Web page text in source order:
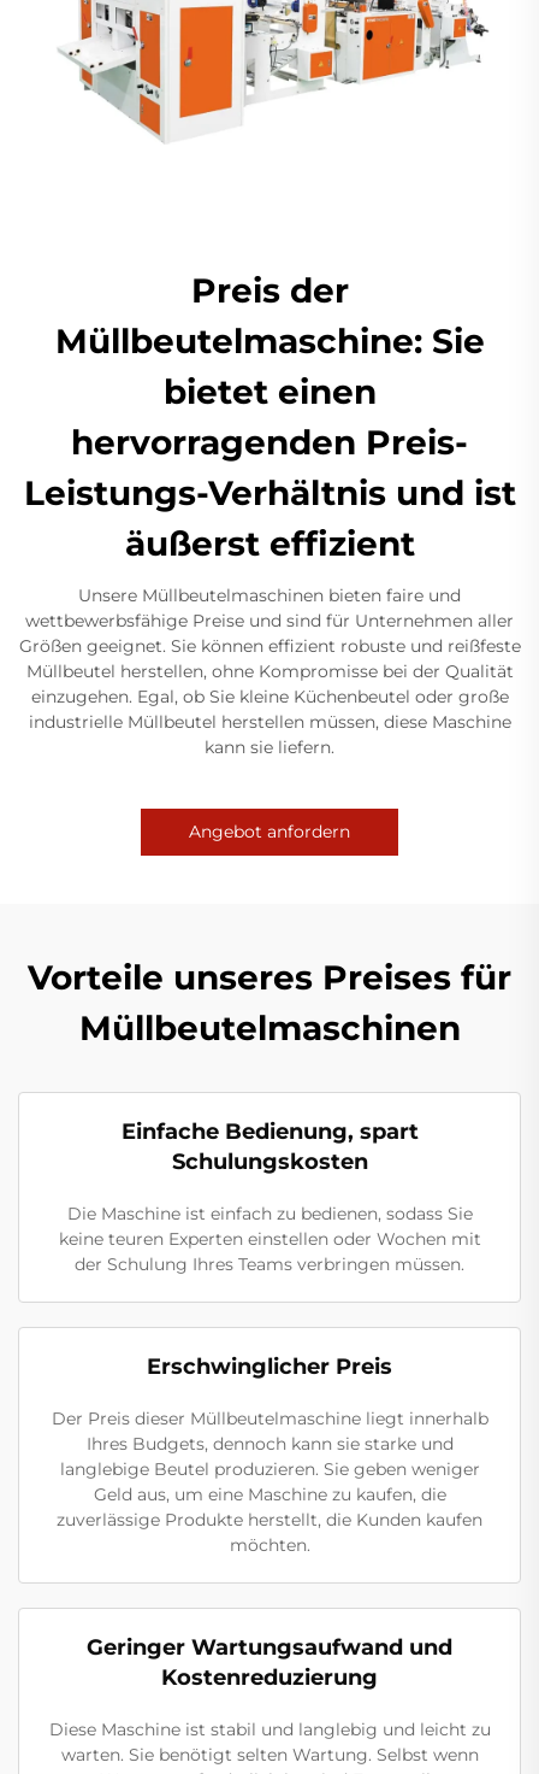
Preis der
Müllbeutelmaschine: Sie
bietet einen
hervorragenden Preis-
Leistungs-Verhältnis und ist
äußerst effizient
Unsere Müllbeutelmaschinen bieten faire und
wettbewerbsfähige Preise und sind für Unternehmen aller
Größen geeignet. Sie können effizient robuste und reißfeste
Müllbeutel herstellen, ohne Kompromisse bei der Qualität
einzugehen. Egal, ob Sie kleine Küchenbeutel oder große
industrielle Müllbeutel herstellen müssen, diese Maschine
kann sie liefern.
Angebot anfordern
Vorteile unseres Preises für
Müllbeutelmaschinen
Einfache Bedienung, spart
Schulungskosten
Die Maschine ist einfach zu bedienen, sodass Sie
keine teuren Experten einstellen oder Wochen mit
der Schulung Ihres Teams verbringen müssen.
Erschwinglicher Preis
Der Preis dieser Müllbeutelmaschine liegt innerhalb
Ihres Budgets, dennoch kann sie starke und
langlebige Beutel produzieren. Sie geben weniger
Geld aus, um eine Maschine zu kaufen, die
zuverlässige Produkte herstellt, die Kunden kaufen
möchten.
Geringer Wartungsaufwand und
Kostenreduzierung
Diese Maschine ist stabil und langlebig und leicht zu
warten. Sie benötigt selten Wartung. Selbst wenn